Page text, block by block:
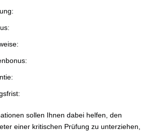
sollen Ihnen dabei helfen, den
einer kritischen Prüfung zu unterziehen,